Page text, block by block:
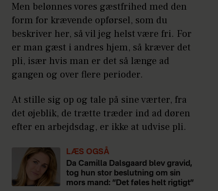
Men belønnes vores gæstfrihed med den
form for krævende opførsel, som du
beskriver her, så vil jeg helst være fri. For
er man gæst i andres hjem, så kræver det
pli, især hvis man er det så længe ad
gangen og over flere perioder.
At stille sig op og tale på sine værter, fra
det øjeblik, de trætte træder ind ad døren
efter en arbejdsdag, er ikke at udvise pli.
LÆS OGSÅ
Da Camilla Dalsgaard blev gravid,
tog hun stor beslutning om sin
mors mand: ”Det føles helt rigtigt”